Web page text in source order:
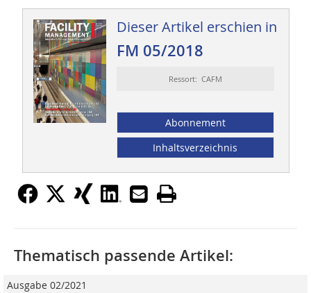
Dieser Artikel erschien in
FM 05/2018
Ressort: CAFM
Abonnement
Inhaltsverzeichnis
Thematisch passende Artikel:
Ausgabe 02/2021